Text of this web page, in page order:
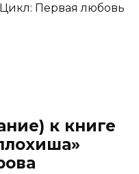
Цикл: Первая любовь
к книге